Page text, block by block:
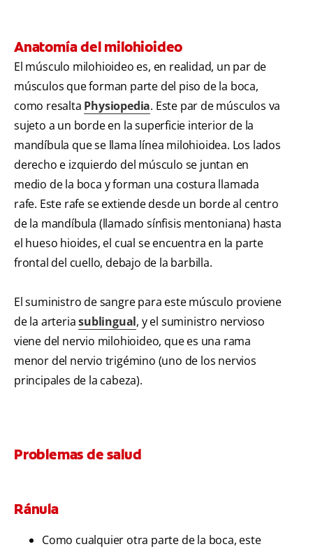
Anatomía del milohioideo
El músculo milohioideo es, en realidad, un par de
músculos que forman parte del piso de la boca,
como resalta Physiopedia. Este par de músculos va
sujeto a un borde en la superficie interior de la
mandíbula que se llama línea milohioidea. Los lados
derecho e izquierdo del músculo se juntan en
medio de la boca y forman una costura llamada
rafe. Este rafe se extiende desde un borde al centro
de la mandíbula (llamado sínfisis mentoniana) hasta
el hueso hioides, el cual se encuentra en la parte
frontal del cuello, debajo de la barbilla.
El suministro de sangre para este músculo proviene
de la arteriasublingual, y el suministro nervioso
viene del nervio milohioideo, que es una rama
menor del nervio trigémino (uno de los nervios
principales de la cabeza).
Problemas de salud
Ránula
Como cualquier otra parte de la boca, este